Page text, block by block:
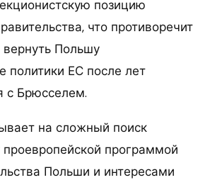
позицию
что противоречит
Польшу
политики ЕС после лет
с Брюсселем.
на сложный поиск
программой
Польши и интересами